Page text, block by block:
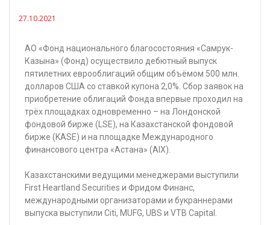
27.10.2021
АО «Фонд национального благосостояния «Самрук-
Казына» (Фонд) осуществило дебютный выпуск
пятилетних еврооблигаций общим объёмом 500 млн.
долларов США со ставкой купона 2,0%. Сбор заявок на
приобретение облигаций Фонда впервые проходил на
трёх площадках одновременно – на Лондонской
фондовой бирже (LSE), на Казахстанской фондовой
бирже (KASE) и на площадке Международного
финансового центра «Астана» (AIX).
Казахстанскими ведущими менеджерами выступили
First Heartland Securities и Фридом Финанс,
международными организаторами и букраннерами
выпуска выступили Citi, MUFG, UBS и VTB Capital.